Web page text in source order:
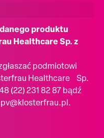
produktu
Healthcare Sp. z
podmiotowi
Healthcare Sp.
(22) 231 82 87 bądź